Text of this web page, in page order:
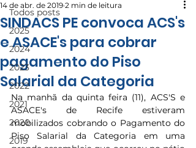
Todos posts
2025
2024
2023
2022
2021
2020
2019
SINDACS PE convoca ACS's
e ASACE's para cobrar
pagamento do Piso
Salarial da Categoria
14 de abr. de 2019 2 min de leitura
Na manhã da quinta feira (11), ACS'S e
ASACE's de Recife estiveram
mobilizados cobrando o Pagamento do
Piso Salarial da Categoria em uma